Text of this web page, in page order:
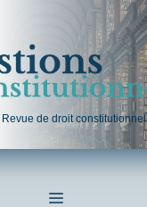
Revue de droit constitutionnel
MENU